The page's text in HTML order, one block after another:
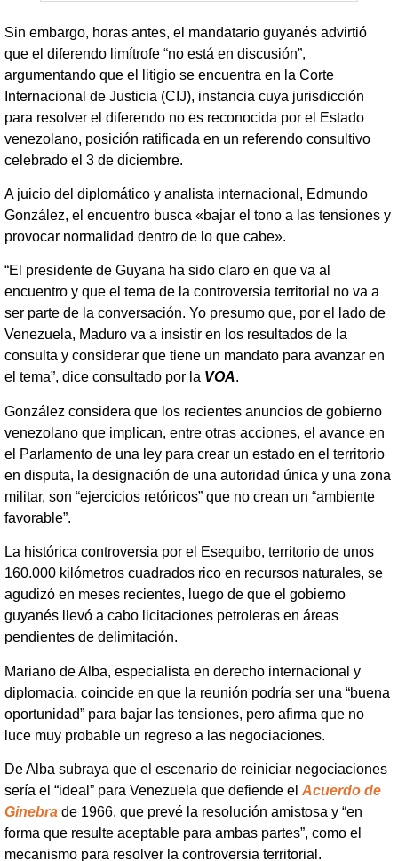
Sin embargo, horas antes, el mandatario guyanés advirtió
que el diferendo limítrofe “no está en discusión”,
argumentando que el litigio se encuentra en la Corte
Internacional de Justicia (CIJ), instancia cuya jurisdicción
para resolver el diferendo no es reconocida por el Estado
venezolano, posición ratificada en un referendo consultivo
celebrado el 3 de diciembre.
A juicio del diplomático y analista internacional, Edmundo
González, el encuentro busca «bajar el tono a las tensiones y
provocar normalidad dentro de lo que cabe».
“El presidente de Guyana ha sido claro en que va al
encuentro y que el tema de la controversia territorial no va a
ser parte de la conversación. Yo presumo que, por el lado de
Venezuela, Maduro va a insistir en los resultados de la
consulta y considerar que tiene un mandato para avanzar en
el tema”, dice consultado por la VOA.
González considera que los recientes anuncios de gobierno
venezolano que implican, entre otras acciones, el avance en
el Parlamento de una ley para crear un estado en el territorio
en disputa, la designación de una autoridad única y una zona
militar, son “ejercicios retóricos” que no crean un “ambiente
favorable”.
La histórica controversia por el Esequibo, territorio de unos
160.000 kilómetros cuadrados rico en recursos naturales, se
agudizó en meses recientes, luego de que el gobierno
guyanés llevó a cabo licitaciones petroleras en áreas
pendientes de delimitación.
Mariano de Alba, especialista en derecho internacional y
diplomacia, coincide en que la reunión podría ser una “buena
oportunidad” para bajar las tensiones, pero afirma que no
luce muy probable un regreso a las negociaciones.
De Alba subraya que el escenario de reiniciar negociaciones
sería el “ideal” para Venezuela que defiende el Acuerdo de
Ginebra de 1966, que prevé la resolución amistosa y “en
forma que resulte aceptable para ambas partes”, como el
mecanismo para resolver la controversia territorial.